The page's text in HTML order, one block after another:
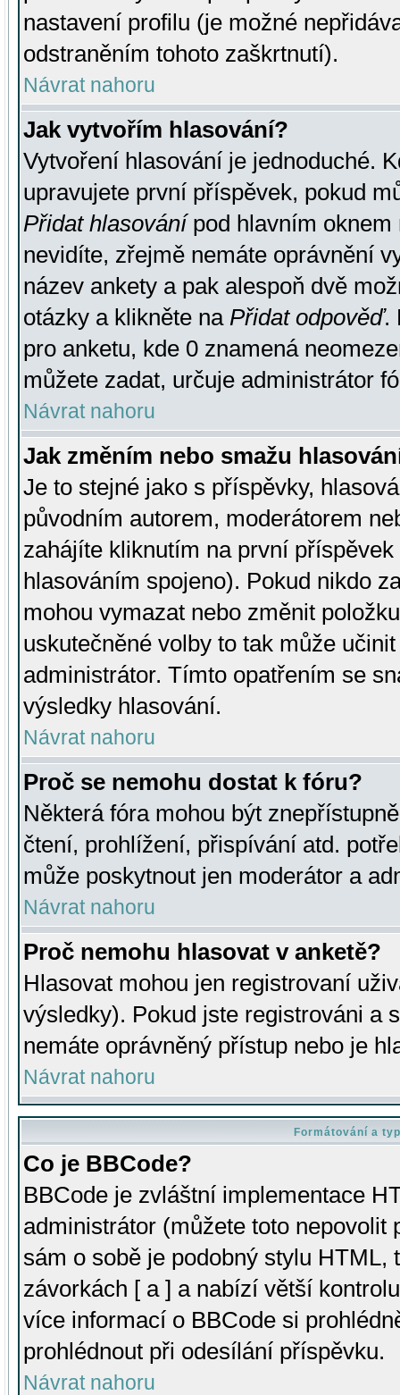
nastavení profilu (je možné
odstraněním tohoto zaškrtnutí).
Návrat nahoru
Jak vytvořím hlasování?
Vytvoření hlasování je jednoduché.
upravujete první příspěvek, pokud
Přidat hlasovánípod hlavním oknem
nevidíte, zřejmě nemáte oprávnění
název ankety a pak alespoň dvě
otázky a klikněte na Přidat odpověď.
pro anketu, kde 0 znamená
můžete zadat, určuje administrátor
Návrat nahoru
Jak změním nebo smažu
Je to stejné jako s příspěvky,
původním autorem, moderátorem
zahájíte kliknutím na první
hlasováním spojeno). Pokud nikdo
mohou vymazat nebo změnit
uskutečněné volby to tak může
administrátor. Tímto opatřením se
výsledky hlasování.
Návrat nahoru
Proč se nemohu dostat k fóru?
Některá fóra mohou být
čtení, prohlížení, přispívání atd.
může poskytnout jen moderátor a
Návrat nahoru
Proč nemohu hlasovat v anketě?
Hlasovat mohou jen registrovaní
výsledky). Pokud jste registrováni a
nemáte oprávněný přístup nebo je
Návrat nahoru
Formátování a
Co je BBCode?
BBCode je zvláštní implementace
administrátor (můžete toto
sám o sobě je podobný stylu HTML,
závorkách [ a ] a nabízí větší
více informací o BBCode si
prohlédnout při odesílání příspěvku.
Návrat nahoru